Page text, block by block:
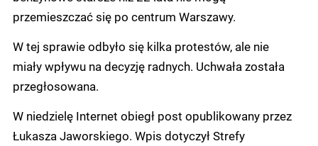
przemieszczać się po centrum Warszawy.
W tej sprawie odbyło się kilka protestów, ale nie
miały wpływu na decyzję radnych. Uchwała została
przegłosowana.
W niedzielę Internet obiegł post opublikowany przez
Łukasza Jaworskiego. Wpis dotyczył Strefy